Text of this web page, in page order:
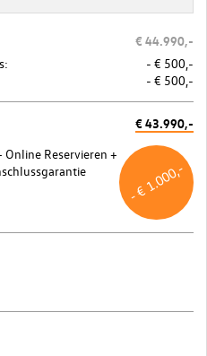
€ 44.990,-
- € 500,-
- € 500,-
€ 43.990,-
Online Reservieren +
- € 1.000,-